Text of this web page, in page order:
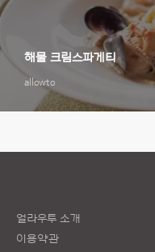
allowto
해물 크림스파게티
얼라우투 소개
이용약관